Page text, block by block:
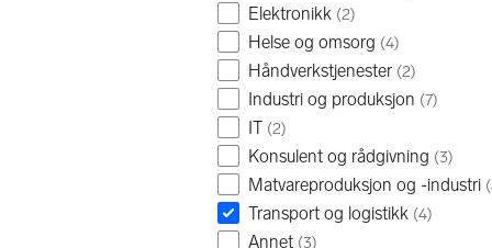
Elektronikk (2)
Helse og omsorg (4)
Håndverkstjenester (2)
Industri og produksjon (7)
IT (2)
Konsulent og rådgivning (3)
Matvareproduksjon og -industri (
Transport og logistikk (4)
Annet (3)